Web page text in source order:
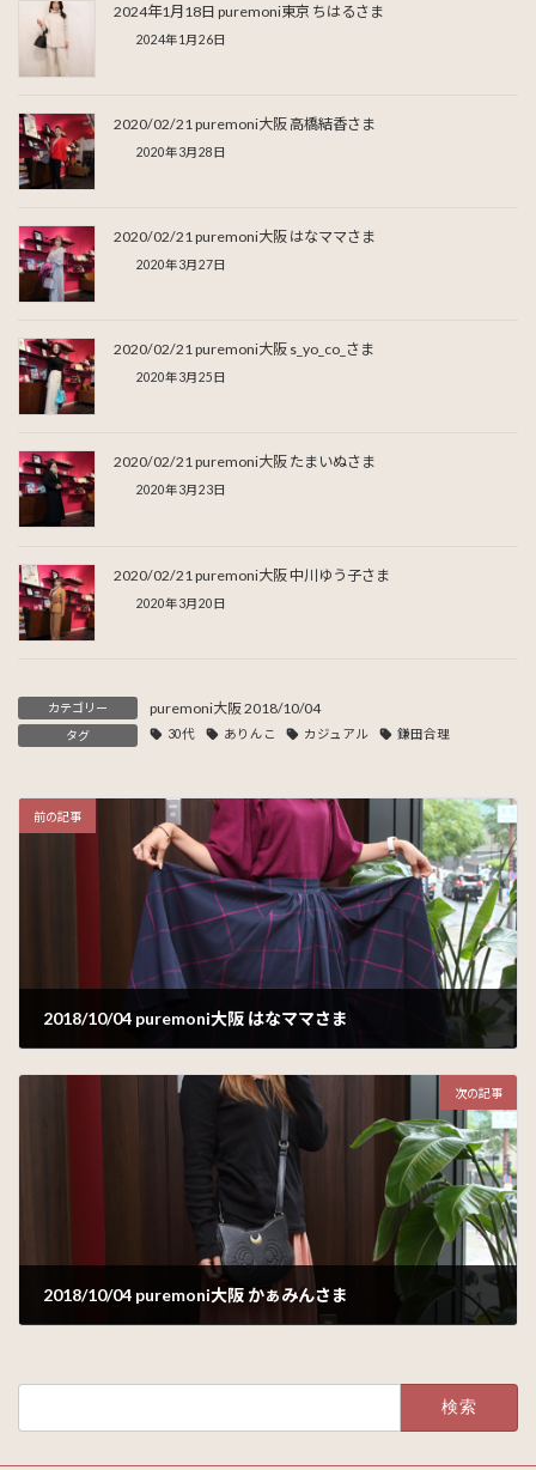
2024年1月18日 puremoni東京 ちはるさま
2024年1月26日
2020/02/21 puremoni大阪 高橋結香さま
2020年3月28日
2020/02/21 puremoni大阪 はなママさま
2020年3月27日
2020/02/21 puremoni大阪 s_yo_co_さま
2020年3月25日
2020/02/21 puremoni大阪 たまいぬさま
2020年3月23日
2020/02/21 puremoni大阪 中川ゆう子さま
2020年3月20日
カテゴリー puremoni大阪 2018/10/04
タグ 30代 ありんこ カジュアル 鎌田合理
前の記事
2018/10/04 puremoni大阪 はなママさま
次の記事
2018/10/04 puremoni大阪 かぁみんさま